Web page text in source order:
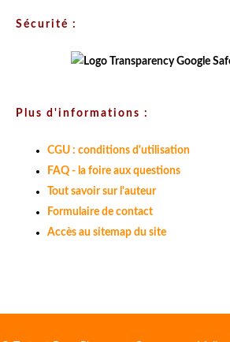
Sécurité :
Plus d'informations :
CGU : conditions d'utilisation
FAQ - la foire aux questions
Tout savoir sur l'auteur
Formulaire de contact
Accès au sitemap du site